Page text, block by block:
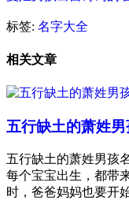
标签: 名字大全
相关文章
五行缺土的萧姓
五行缺土的萧姓男孩
每个宝宝出生，都带
时，爸爸妈妈也要开